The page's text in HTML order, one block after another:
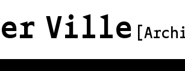
Ville